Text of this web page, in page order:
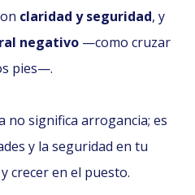
claridad y seguridad, y
negativo —como cruzar
pies—.
no significa arrogancia; es
y la seguridad en tu
crecer en el puesto.